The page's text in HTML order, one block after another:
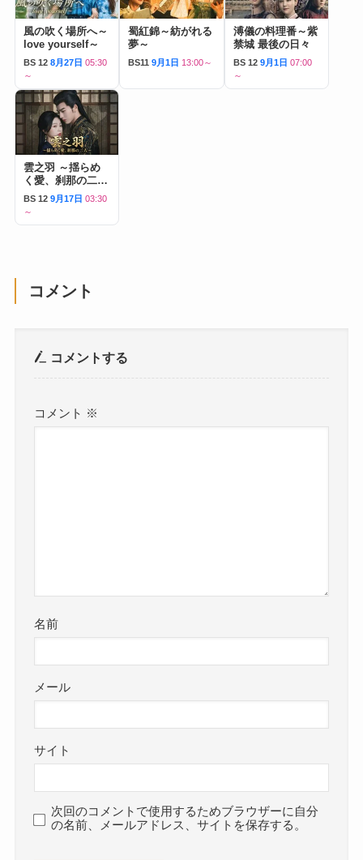
風の吹く場所へ～
love yourself～
BS 12 8月27日 05:30
～
蜀紅錦～紡がれる
夢～
BS11 9月1日 13:00～
溥儀の料理番～紫
禁城 最後の日々
BS 12 9月1日 07:00
～
雲之羽 ～揺らめ
く愛、刹那の二人
～
BS 12 9月17日 03:30
～
コメント
コメントする
コメント ※
名前
メール
サイト
次回のコメントで使用するためブラウザーに自分
の名前、メールアドレス、サイトを保存する。